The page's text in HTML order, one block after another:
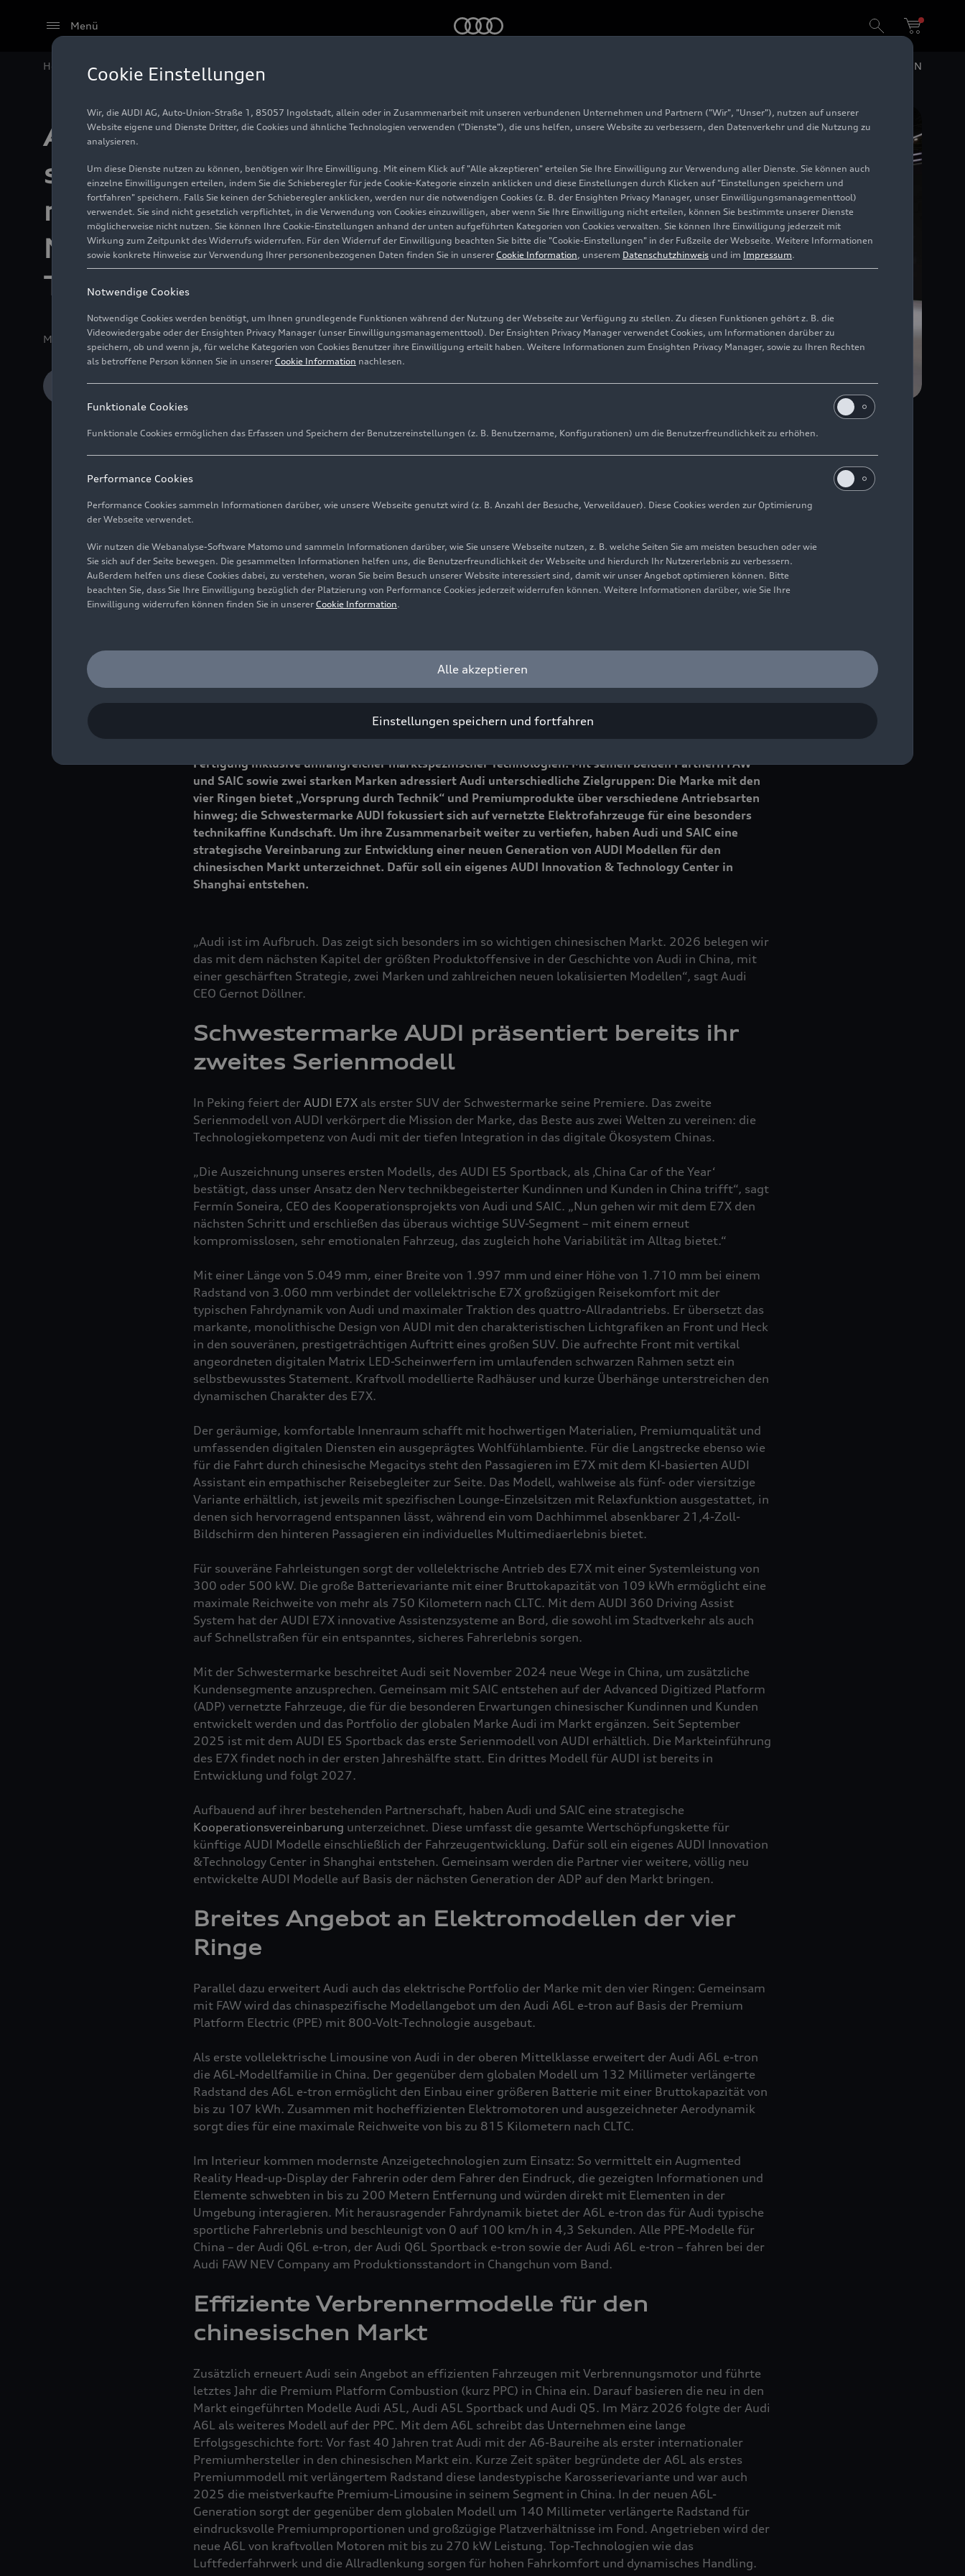
Menü
Home Unternehmen Produktionsstandorte EN
Auto China 2026: Audi
setzt Produktoffensive mit
maßgeschneiderten
Modellen und
Technologien fort
Medieninformation 24.04.2026 Ingolstadt/Peking
Download Medieninformation
Audi setzt seine China-Strategie mit zwei Partnern, zwei Marken und einem differenzierten
Weltpremiere des AUDI E7X in Peking – zweites Serienmodell der China-exklusiven Marke AUDI;
Strategische Vereinbarung zur Gründung eines AUDI Innovation & Technology Centers in Shanghai
unterzeichnet
Neuer Audi A6L und Audi A6Le-tronstärken das lokale Portfolio mit Verbrenner- und
Elektroantrieb sowie marktspezifischen Fahrerassistenzsystemen
Audi nimmt in China weiter Tempo auf. Auf der Messe Auto China in Peking präsentiert das
des zweiten für China entwickelten Serienmodells der Marke AUDI. Zudem erweitert die Marke mit den
Fertigung inklusive umfangreicher marktspezifischer Technologien. Mit seinen beiden Partnern FAW
und SAIC sowie zwei starken Marken adressiert Audi unterschiedliche Zielgruppen: Die Marke mit den
vier Ringen bietet „Vorsprung durch Technik“ und Premiumprodukte über verschiedene Antriebsarten
hinweg; die Schwestermarke AUDI fokussiert sich auf vernetzte Elektrofahrzeuge für eine besonders
technikaffine Kundschaft. Um ihre Zusammenarbeit weiter zu vertiefen, haben Audi und SAIC eine
strategische Vereinbarung zur Entwicklung einer neuen Generation von AUDI Modellen für den
chinesischen Markt unterzeichnet. Dafür soll ein eigenes AUDI Innovation & Technology Center in
Shanghai entstehen.
„Audi ist im Aufbruch. Das zeigt sich besonders im so wichtigen chinesischen Markt. 2026 belegen wir
das mit dem nächsten Kapitel der größten Produktoffensive in der Geschichte von Audi in China, mit
einer geschärften Strategie, zwei Marken und zahlreichen neuen lokalisierten Modellen“, sagt Audi
CEO Gernot Döllner.
Schwestermarke AUDI präsentiert bereits ihr
zweites Serienmodell
In Peking feiert der AUDI E7Xals erster SUV der Schwestermarke seine Premiere. Das zweite
Serienmodell von AUDI verkörpert die Mission der Marke, das Beste aus zwei Welten zu vereinen: die
Technologiekompetenz von Audi mit der tiefen Integration in das digitale Ökosystem Chinas.
„Die Auszeichnung unseres ersten Modells, des AUDI E5 Sportback, als ‚China Car of the Year‘
bestätigt, dass unser Ansatz den Nerv technikbegeisterter Kundinnen und Kunden in China trifft“, sagt
Fermín Soneira, CEO des Kooperationsprojekts von Audi und SAIC. „Nun gehen wir mit dem E7X den
nächsten Schritt und erschließen das überaus wichtige SUV-Segment – mit einem erneut
kompromisslosen, sehr emotionalen Fahrzeug, das zugleich hohe Variabilität im Alltag bietet.“
Mit einer Länge von 5.049 mm, einer Breite von 1.997 mm und einer Höhe von 1.710 mm bei einem
Radstand von 3.060 mm verbindet der vollelektrische E7X großzügigen Reisekomfort mit der
typischen Fahrdynamik von Audi und maximaler Traktion des quattro-Allradantriebs. Er übersetzt das
markante, monolithische Design von AUDI mit den charakteristischen Lichtgrafiken an Front und Heck
in den souveränen, prestigeträchtigen Auftritt eines großen SUV. Die aufrechte Front mit vertikal
angeordneten digitalen Matrix LED-Scheinwerfern im umlaufenden schwarzen Rahmen setzt ein
selbstbewusstes Statement. Kraftvoll modellierte Radhäuser und kurze Überhänge unterstreichen den
dynamischen Charakter des E7X.
Der geräumige, komfortable Innenraum schafft mit hochwertigen Materialien, Premiumqualität und
umfassenden digitalen Diensten ein ausgeprägtes Wohlfühlambiente. Für die Langstrecke ebenso wie
für die Fahrt durch chinesische Megacitys steht den Passagieren im E7X mit dem KI-basierten AUDI
Assistant ein empathischer Reisebegleiter zur Seite. Das Modell, wahlweise als fünf- oder viersitzige
Variante erhältlich, ist jeweils mit spezifischen Lounge-Einzelsitzen mit Relaxfunktion ausgestattet, in
denen sich hervorragend entspannen lässt, während ein vom Dachhimmel absenkbarer 21,4-Zoll-
Bildschirm den hinteren Passagieren ein individuelles Multimediaerlebnis bietet.
Für souveräne Fahrleistungen sorgt der vollelektrische Antrieb des E7X mit einer Systemleistung von
300 oder 500 kW. Die große Batterievariante mit einer Bruttokapazität von 109 kWh ermöglicht eine
maximale Reichweite von mehr als 750 Kilometern nach CLTC. Mit dem AUDI 360 Driving Assist
System hat der AUDI E7X innovative Assistenzsysteme an Bord, die sowohl im Stadtverkehr als auch
auf Schnellstraßen für ein entspanntes, sicheres Fahrerlebnis sorgen.
Mit der Schwestermarke beschreitet Audi seit November 2024 neue Wege in China, um zusätzliche
Kundensegmente anzusprechen. Gemeinsam mit SAIC entstehen auf der Advanced Digitized Platform
(ADP) vernetzte Fahrzeuge, die für die besonderen Erwartungen chinesischer Kundinnen und Kunden
entwickelt werden und das Portfolio der globalen Marke Audi im Markt ergänzen. Seit September
2025 ist mit dem AUDI E5 Sportback das erste Serienmodell von AUDI erhältlich. Die Markteinführung
des E7X findet noch in der ersten Jahreshälfte statt. Ein drittes Modell für AUDI ist bereits in
Entwicklung und folgt 2027.
Aufbauend auf ihrer bestehenden Partnerschaft, haben Audi und SAIC eine strategische
Kooperationsvereinbarung unterzeichnet. Diese umfasst die gesamte Wertschöpfungskette für
künftige AUDI Modelle einschließlich der Fahrzeugentwicklung. Dafür soll ein eigenes AUDI Innovation
&Technology Center in Shanghai entstehen. Gemeinsam werden die Partner vier weitere, völlig neu
entwickelte AUDI Modelle auf Basis der nächsten Generation der ADP auf den Markt bringen.
Breites Angebot an Elektromodellen der vier
Ringe
Parallel dazu erweitert Audi auch das elektrische Portfolio der Marke mit den vier Ringen: Gemeinsam
mit FAW wird das chinaspezifische Modellangebot um den Audi A6L e-tron auf Basis der Premium
Platform Electric (PPE) mit 800-Volt-Technologie ausgebaut.
Als erste vollelektrische Limousine von Audi in der oberen Mittelklasse erweitert der Audi A6L e-tron
die A6L-Modellfamilie in China. Der gegenüber dem globalen Modell um 132 Millimeter verlängerte
Radstand des A6L e-tron ermöglicht den Einbau einer größeren Batterie mit einer Bruttokapazität von
bis zu 107 kWh. Zusammen mit hocheffizienten Elektromotoren und ausgezeichneter Aerodynamik
sorgt dies für eine maximale Reichweite von bis zu 815 Kilometern nach CLTC.
Im Interieur kommen modernste Anzeigetechnologien zum Einsatz: So vermittelt ein Augmented
Reality Head-up-Display der Fahrerin oder dem Fahrer den Eindruck, die gezeigten Informationen und
Elemente schwebten in bis zu 200 Metern Entfernung und würden direkt mit Elementen in der
Umgebung interagieren. Mit herausragender Fahrdynamik bietet der A6L e-tron das für Audi typische
sportliche Fahrerlebnis und beschleunigt von 0 auf 100 km/h in 4,3 Sekunden. Alle PPE-Modelle für
China – der Audi Q6L e-tron, der Audi Q6L Sportback e-tron sowie der Audi A6L e-tron – fahren bei der
Audi FAW NEV Company am Produktionsstandort in Changchun vom Band.
Effiziente Verbrennermodelle für den
chinesischen Markt
Zusätzlich erneuert Audi sein Angebot an effizienten Fahrzeugen mit Verbrennungsmotor und führte
letztes Jahr die Premium Platform Combustion (kurz PPC) in China ein. Darauf basieren die neu in den
Markt eingeführten Modelle Audi A5L, Audi A5L Sportback und Audi Q5. Im März 2026 folgte der Audi
A6L als weiteres Modell auf der PPC. Mit dem A6L schreibt das Unternehmen eine lange
Erfolgsgeschichte fort: Vor fast 40 Jahren trat Audi mit der A6-Baureihe als erster internationaler
Premiumhersteller in den chinesischen Markt ein. Kurze Zeit später begründete der A6L als erstes
Premiummodell mit verlängertem Radstand diese landestypische Karosserievariante und war auch
2025 die meistverkaufte Premium-Limousine in seinem Segment in China. In der neuen A6L-
Generation sorgt der gegenüber dem globalen Modell um 140 Millimeter verlängerte Radstand für
eindrucksvolle Premiumproportionen und großzügige Platzverhältnisse im Fond. Angetrieben wird der
neue A6L von kraftvollen Motoren mit bis zu 270 kW Leistung. Top-Technologien wie das
Luftfederfahrwerk und die Allradlenkung sorgen für hohen Fahrkomfort und dynamisches Handling.
Cookie Einstellungen
Wir, die AUDI AG, Auto-Union-Straße 1, 85057 Ingolstadt, allein oder in Zusammenarbeit mit unseren verbundenen Unternehmen und Partnern ("Wir", "Unser"), nutzen auf unserer
Website eigene und Dienste Dritter, die Cookies und ähnliche Technologien verwenden ("Dienste"), die uns helfen, unsere Website zu verbessern, den Datenverkehr und die Nutzung zu
analysieren.
Um diese Dienste nutzen zu können, benötigen wir Ihre Einwilligung. Mit einem Klick auf "Alle akzeptieren" erteilen Sie Ihre Einwilligung zur Verwendung aller Dienste. Sie können auch
einzelne Einwilligungen erteilen, indem Sie die Schieberegler für jede Cookie-Kategorie einzeln anklicken und diese Einstellungen durch Klicken auf "Einstellungen speichern und
fortfahren" speichern. Falls Sie keinen der Schieberegler anklicken, werden nur die notwendigen Cookies (z. B. der Ensighten Privacy Manager, unser Einwilligungsmanagementtool)
verwendet. Sie sind nicht gesetzlich verpflichtet, in die Verwendung von Cookies einzuwilligen, aber wenn Sie Ihre Einwilligung nicht erteilen, können Sie bestimmte unserer Dienste
möglicherweise nicht nutzen. Sie können Ihre Cookie-Einstellungen anhand der unten aufgeführten Kategorien von Cookies verwalten. Sie können Ihre Einwilligung jederzeit mit
Wirkung zum Zeitpunkt des Widerrufs widerrufen. Für den Widerruf der Einwilligung beachten Sie bitte die "Cookie-Einstellungen" in der Fußzeile der Webseite. Weitere Informationen
sowie konkrete Hinweise zur Verwendung Ihrer personenbezogenen Daten finden Sie in unserer Cookie Information, unserem Datenschutzhinweis und im Impressum.
Notwendige Cookies
Notwendige Cookies werden benötigt, um Ihnen grundlegende Funktionen während der Nutzung der Webseite zur Verfügung zu stellen. Zu diesen Funktionen gehört z. B. die
Videowiedergabe oder der Ensighten Privacy Manager (unser Einwilligungsmanagementtool). Der Ensighten Privacy Manager verwendet Cookies, um Informationen darüber zu
speichern, ob und wenn ja, für welche Kategorien von Cookies Benutzer ihre Einwilligung erteilt haben. Weitere Informationen zum Ensighten Privacy Manager, sowie zu Ihren Rechten
als betroffene Person können Sie in unserer Cookie Information nachlesen.
Funktionale Cookies
Funktionale Cookies ermöglichen das Erfassen und Speichern der Benutzereinstellungen (z. B. Benutzername, Konfigurationen) um die Benutzerfreundlichkeit zu erhöhen.
Performance Cookies
Performance Cookies sammeln Informationen darüber, wie unsere Webseite genutzt wird (z. B. Anzahl der Besuche, Verweildauer). Diese Cookies werden zur Optimierung
der Webseite verwendet.
Wir nutzen die Webanalyse-Software Matomo und sammeln Informationen darüber, wie Sie unsere Webseite nutzen, z. B. welche Seiten Sie am meisten besuchen oder wie
Sie sich auf der Seite bewegen. Die gesammelten Informationen helfen uns, die Benutzerfreundlichkeit der Webseite und hierdurch Ihr Nutzererlebnis zu verbessern.
Außerdem helfen uns diese Cookies dabei, zu verstehen, woran Sie beim Besuch unserer Website interessiert sind, damit wir unser Angebot optimieren können. Bitte
beachten Sie, dass Sie Ihre Einwilligung bezüglich der Platzierung von Performance Cookies jederzeit widerrufen können. Weitere Informationen darüber, wie Sie Ihre
Einwilligung widerrufen können finden Sie in unserer Cookie Information.
Alle akzeptieren
Einstellungen speichern und fortfahren